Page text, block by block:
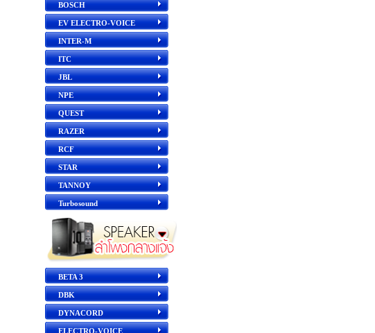
BOSCH
EV ELECTRO-VOICE
INTER-M
ITC
JBL
NPE
QUEST
RAZER
RCF
STAR
TANNOY
Turbosound
BETA 3
DBK
DYNACORD
ELECTRO-VOICE